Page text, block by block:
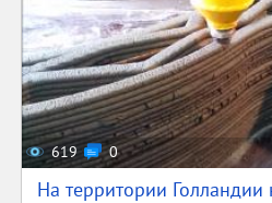
619 0
На территории Голландии